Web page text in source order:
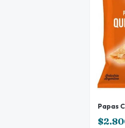
Papas